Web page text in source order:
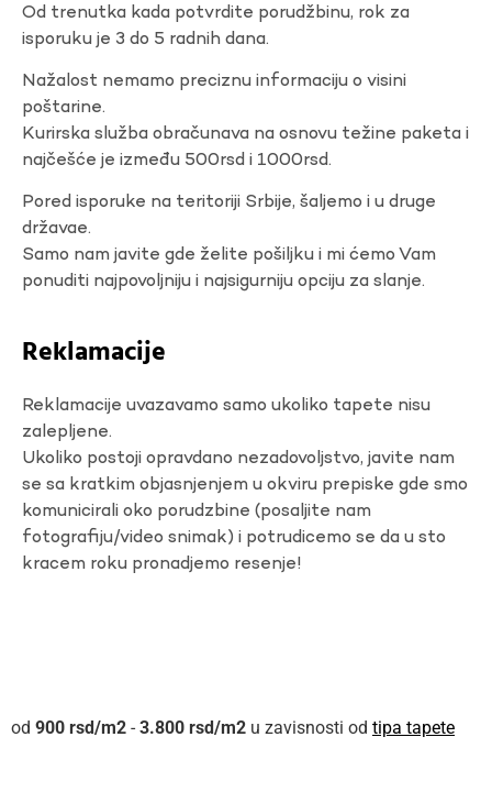
Od trenutka kada potvrdite porudžbinu, rok za
isporuku je 3 do 5 radnih dana.
Nažalost nemamo preciznu informaciju o visini
poštarine.
Kurirska služba obračunava na osnovu težine paketa i
najčešće je između 500rsd i 1000rsd.
Pored isporuke na teritoriji Srbije, šaljemo i u druge
državae.
Samo nam javite gde želite pošiljku i mi ćemo Vam
ponuditi najpovoljniju i najsigurniju opciju za slanje.
Reklamacije
Reklamacije uvazavamo samo ukoliko tapete nisu
zalepljene.
Ukoliko postoji opravdano nezadovoljstvo, javite nam
se sa kratkim objasnjenjem u okviru prepiske gde smo
komunicirali oko porudzbine (posaljite nam
fotografiju/video snimak) i potrudicemo se da u sto
kracem roku pronadjemo resenje!
900 rsd - 3.800 rsd u zavisnosti od tipa tapete